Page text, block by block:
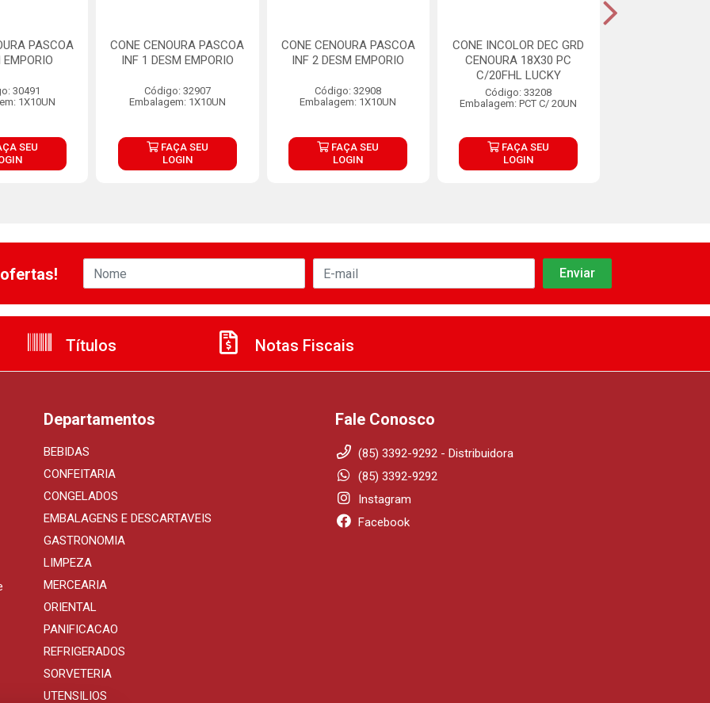
PASCOA
30491
1X10UN
SEU
CONE CENOURA PASCOA
INF 1 DESM EMPORIO
Código: 32907
Embalagem: 1X10UN
FAÇA SEU
LOGIN
CONE CENOURA PASCOA
INF 2 DESM EMPORIO
Código: 32908
Embalagem: 1X10UN
FAÇA SEU
LOGIN
CONE INCOLOR DEC GRD
CENOURA 18X30 PC
C/20FHL LUCKY
Código: 33208
Embalagem: PCT C/ 20UN
FAÇA SEU
LOGIN
Títulos Notas Fiscais
Departamentos
BEBIDAS
CONFEITARIA
CONGELADOS
EMBALAGENS E DESCARTAVEIS
GASTRONOMIA
LIMPEZA
MERCEARIA
ORIENTAL
PANIFICACAO
REFRIGERADOS
SORVETERIA
UTENSILIOS
Fale Conosco
(85) 3392-9292 - Distribuidora
(85) 3392-9292
Instagram
Facebook